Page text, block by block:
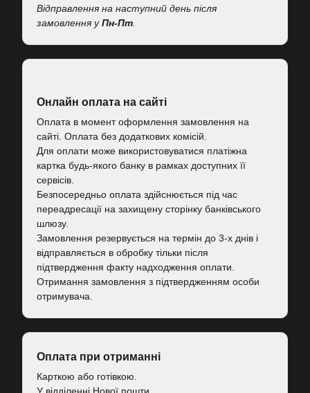
Відправлення на наступний день після
замовлення уПн-Пт
Онлайн оплата на сайті
Оплата в момент оформлення замовлення на
сайті. Оплата без додаткових комісій.
Для оплати може використовуватися платіжна
картка будь-якого банку в рамках доступних її
сервісів.
Безпосередньо оплата здійснюється під час
переадресації на захищену сторінку банківського
шлюзу.
Замовлення резервується на термін до 3-х днів і
відправляється в обробку тільки після
підтвердження факту надходження оплати.
Отримання замовлення з підтвердженням особи
отримувача.
Оплата при отриманні
Карткою або готівкою.